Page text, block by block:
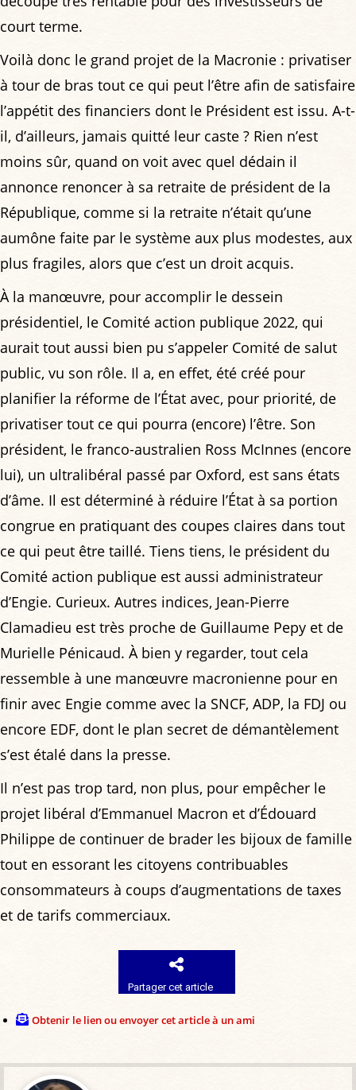
court terme.
Voilà donc le grand projet de la Macronie : privatiser
à tour de bras tout ce qui peut l’être afin de satisfaire
l’appétit des financiers dont le Président est issu. A-t-
il, d’ailleurs, jamais quitté leur caste ? Rien n’est
moins sûr, quand on voit avec quel dédain il
annonce renoncer à sa retraite de président de la
République, comme si la retraite n’était qu’une
aumône faite par le système aux plus modestes, aux
plus fragiles, alors que c’est un droit acquis.
À la manœuvre, pour accomplir le dessein
présidentiel, le Comité action publique 2022, qui
aurait tout aussi bien pu s’appeler Comité de salut
public, vu son rôle. Il a, en effet, été créé pour
planifier la réforme de l’État avec, pour priorité, de
privatiser tout ce qui pourra (encore) l’être. Son
président, le franco-australien Ross McInnes (encore
lui), un ultralibéral passé par Oxford, est sans états
d’âme. Il est déterminé à réduire l’État à sa portion
congrue en pratiquant des coupes claires dans tout
ce qui peut être taillé. Tiens tiens, le président du
Comité action publique est aussi administrateur
d’Engie. Curieux. Autres indices, Jean-Pierre
Clamadieu est très proche de Guillaume Pepy et de
Murielle Pénicaud. À bien y regarder, tout cela
ressemble à une manœuvre macronienne pour en
finir avec Engie comme avec la SNCF, ADP, la FDJ ou
encore EDF, dont le plan secret de démantèlement
s’est étalé dans la presse.
Il n’est pas trop tard, non plus, pour empêcher le
projet libéral d’Emmanuel Macron et d’Édouard
Philippe de continuer de brader les bijoux de famille
tout en essorant les citoyens contribuables
consommateurs à coups d’augmentations de taxes
et de tarifs commerciaux.
Partager cet article
Obtenir le lien ou envoyer cet article à un ami